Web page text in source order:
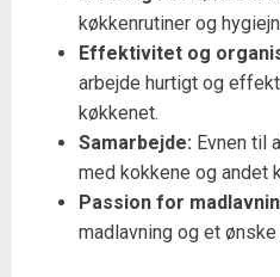
køkkenrutiner og
Effektivitet og
arbejde hurtigt og
køkkenet.
Samarbejde: Evnen til
med kokkene og andet
Passion for
madlavning og et